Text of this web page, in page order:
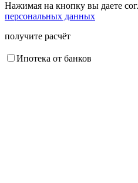
Нажимая на кнопку вы даете
персональных данных
получите расчёт
Ипотека от банков